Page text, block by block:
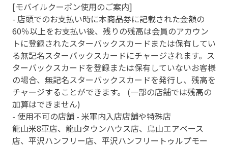
[モバイルクーポン使用のご案内]
- 店頭でのお支払い時に本商品券に記載された金額の
60％以上をお支払い後、残りの残高は会員のアカウン
トに登録されたスターバックスカードまたは保有してい
る無記名スターバックスカードにチャージされます。ス
ターバックスカードを登録または保有していないお客様
の場合、無記名スターバックスカードを発行し、残高を
チャージすることができます。 (一部の店舗では残高の
加算はできません)
- 使用不可の店舗 - 米軍内入店店舗や特殊店
龍山米8軍店、龍山タウンハウス店、鳥山エアベース
店、平沢ハンフリー店、平沢ハンフリートゥルプモー